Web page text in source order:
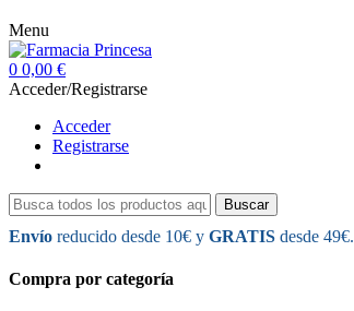
Menu
0 0,00 €
Acceder/Registrarse
Acceder
Registrarse
Buscar
Envío reducido desde 10€ y GRATIS desde 49€.
Compra por categoría